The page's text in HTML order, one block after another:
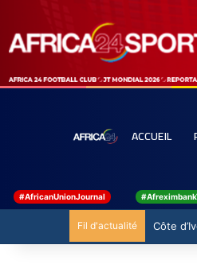
ACCUEIL
#AfricanUnionJournal
Fil d'actualité Côte